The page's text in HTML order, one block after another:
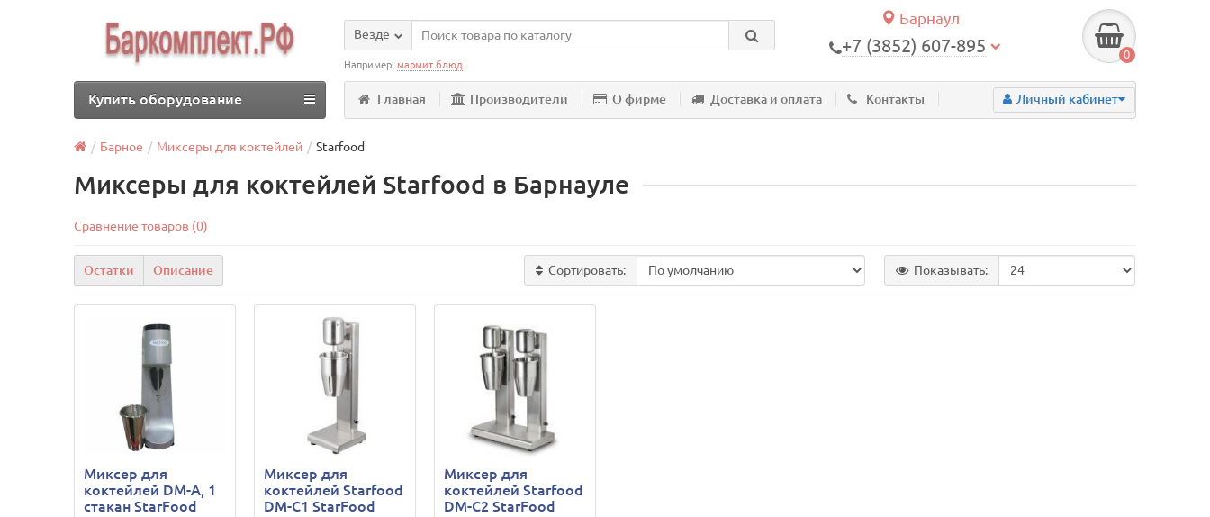
Барнаул
+7 (3852) 607-895 0
Везде
Например:мармит блюд
Главная Производители О фирме Доставка и оплата Контакты Личный кабинет
Купить оборудование
Барное Миксеры для коктейлей Starfood
Миксеры для коктейлей Starfood в Барнауле
Сравнение товаров (0)
Остатки Описание Сортировать: Показывать:
Миксер для
коктейлей DM-A, 1
стакан StarFood
Миксер для
коктейлей Starfood
DM-C1 StarFood
Миксер для
коктейлей Starfood
DM-C2 StarFood